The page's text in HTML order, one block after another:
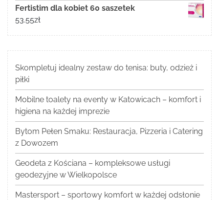
Fertistim dla kobiet 60 saszetek
53.55zł
Skompletuj idealny zestaw do tenisa: buty, odzież i
piłki
Mobilne toalety na eventy w Katowicach – komfort i
higiena na każdej imprezie
Bytom Pełen Smaku: Restauracja, Pizzeria i Catering
z Dowozem
Geodeta z Kościana – kompleksowe usługi
geodezyjne w Wielkopolsce
Mastersport – sportowy komfort w każdej odsłonie